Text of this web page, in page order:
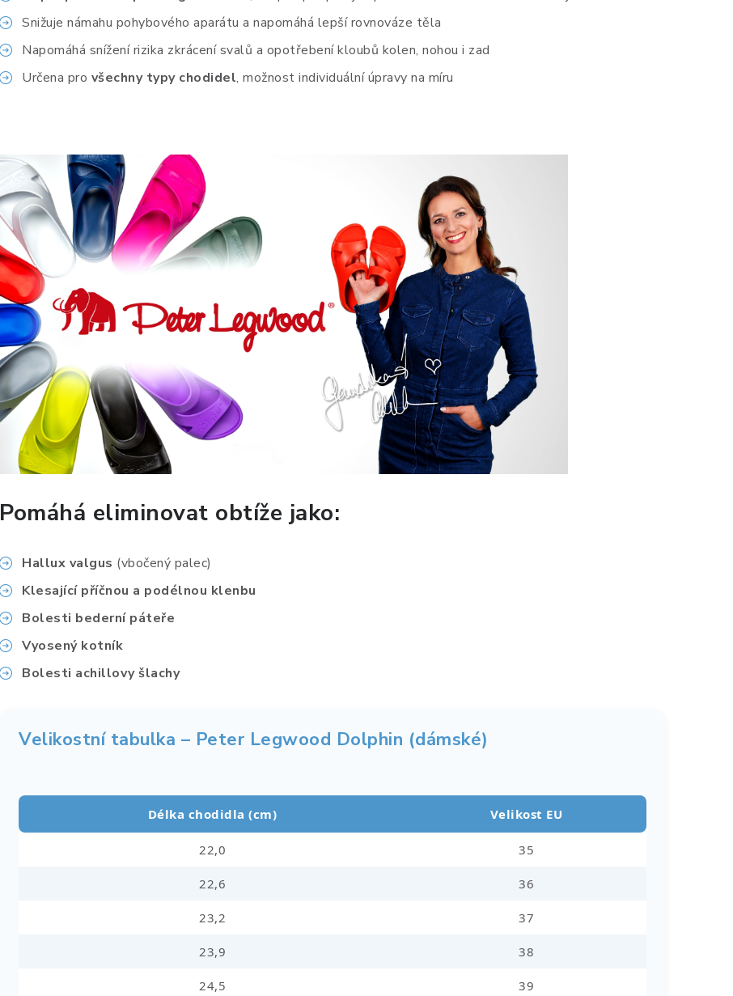
Snižuje námahu pohybového aparátu a napomáhá lepší rovnováze těla
Napomáhá snížení rizika zkrácení svalů a opotřebení kloubů kolen, nohou i zad
Určena pro všechny typy chodidel, možnost individuální úpravy na míru
Pomáhá eliminovat obtíže jako:
Hallux valgus (vbočený palec)
Klesající příčnou a podélnou klenbu
Bolesti bederní páteře
Vyosený kotník
Bolesti achillovy šlachy
Velikostní tabulka – Peter Legwood Dolphin (dámské)
Délka chodidla (cm) Velikost EU
22,0 35
22,6 36
23,2 37
23,9 38
24,5 39